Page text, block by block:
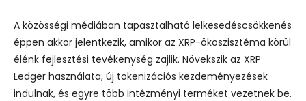
A közösségi médiában tapasztalható lelkesedéscsökkenés
éppen akkor jelentkezik, amikor az XRP-ökoszisztéma körül
élénk fejlesztési tevékenység zajlik. Növekszik az XRP
Ledger használata, új tokenizációs kezdeményezések
indulnak, és egyre több intézményi terméket vezetnek be.